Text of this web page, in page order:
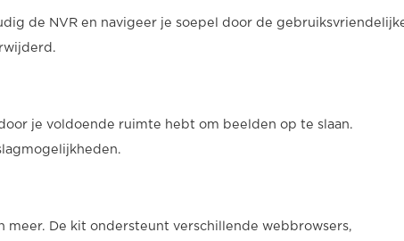
de NVR en navigeer je soepel door de
je voldoende ruimte hebt om beelden op te slaan.
De kit ondersteunt verschillende webbrowsers,